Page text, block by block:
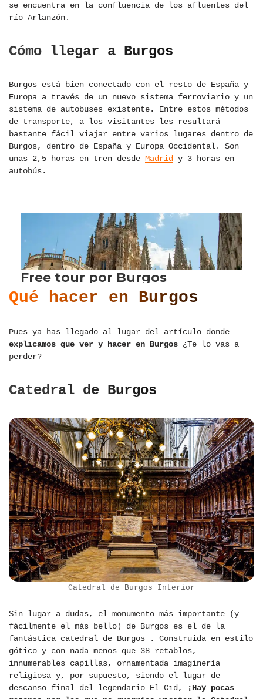
se encuentra en la confluencia de los afluentes del
río Arlanzón.
Cómo llegar a Burgos
Burgos está bien conectado con el resto de España y
Europa a través de un nuevo sistema ferroviario y un
sistema de autobuses existente. Entre estos métodos
de transporte, a los visitantes les resultará
bastante fácil viajar entre varios lugares dentro de
Burgos, dentro de España y Europa Occidental. Son
unas 2,5 horas en tren desde Madrid y 3 horas en
autobús.
Qué hacer en Burgos
Pues ya has llegado al lugar del artículo donde
explicamos que ver y hacer en Burgos ¿Te lo vas a
perder?
Catedral de Burgos
Catedral de Burgos Interior
Sin lugar a dudas, el monumento más importante (y
fácilmente el más bello) de Burgos es el de la
fantástica catedral de Burgos . Construida en estilo
gótico y con nada menos que 38 retablos,
innumerables capillas, ornamentada imaginería
religiosa y, por supuesto, siendo el lugar de
descanso final del legendario El Cïd,
¡Hay pocas